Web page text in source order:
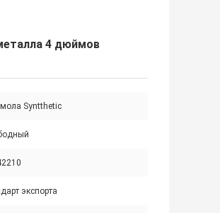
4 дюймов
Syntthetic
экспорта